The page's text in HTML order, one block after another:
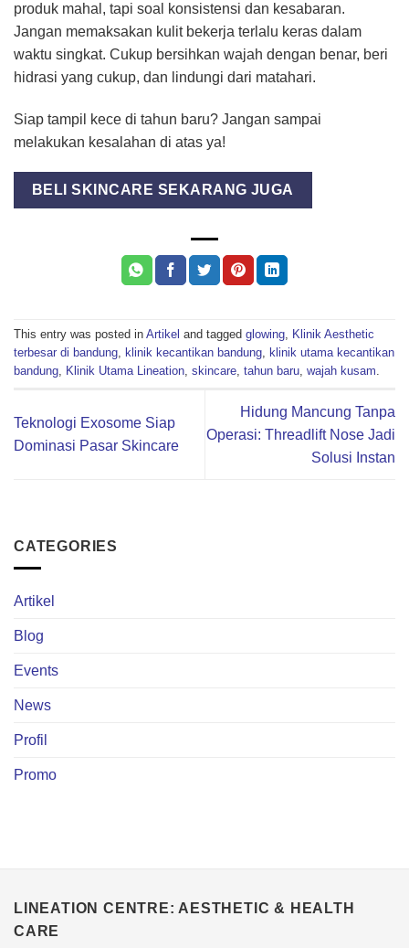
produk mahal, tapi soal konsistensi dan kesabaran.
Jangan memaksakan kulit bekerja terlalu keras dalam
waktu singkat. Cukup bersihkan wajah dengan benar, beri
hidrasi yang cukup, dan lindungi dari matahari.
Siap tampil kece di tahun baru? Jangan sampai
melakukan kesalahan di atas ya!
BELI SKINCARE SEKARANG JUGA
This entry was posted in Artikel and tagged glowing, Klinik Aesthetic
terbesar di bandung, klinik kecantikan bandung, klinik utama kecantikan
bandung, Klinik Utama Lineation, skincare, tahun baru, wajah kusam.
Teknologi Exosome Siap
Dominasi Pasar Skincare
Hidung Mancung Tanpa
Operasi: Threadlift Nose Jadi
Solusi Instan
CATEGORIES
Artikel
Blog
Events
News
Profil
Promo
LINEATION CENTRE: AESTHETIC & HEALTH
CARE